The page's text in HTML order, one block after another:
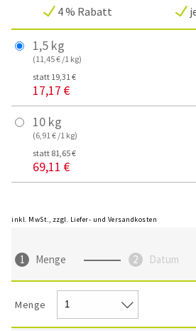
4 % Rabatt
1,5 kg
(11,45 € /1 kg)
statt 19,31 €
17,17 €
10 kg
(6,91 € /1 kg)
statt 81,65 €
69,11 €
inkl. MwSt., zzgl. Liefer- und Versandkosten
Menge Datum
Menge